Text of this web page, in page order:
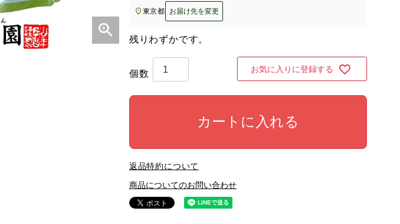
東京都 お届け先を変更
残りわずかです。
お気に入りに登録する
カートに入れる
返品特約について
商品についてのお問い合わせ